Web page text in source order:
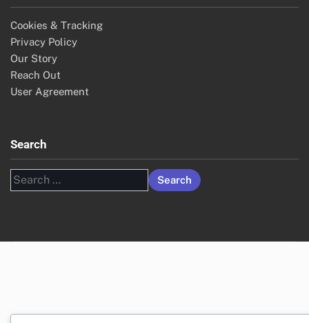
Cookies & Tracking
Privacy Policy
Our Story
Reach Out
User Agreement
Search
Search
for: